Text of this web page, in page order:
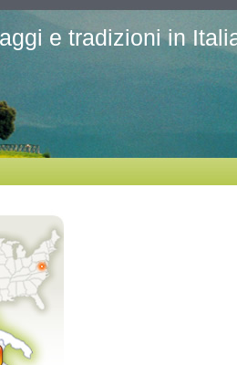
e tradizioni in